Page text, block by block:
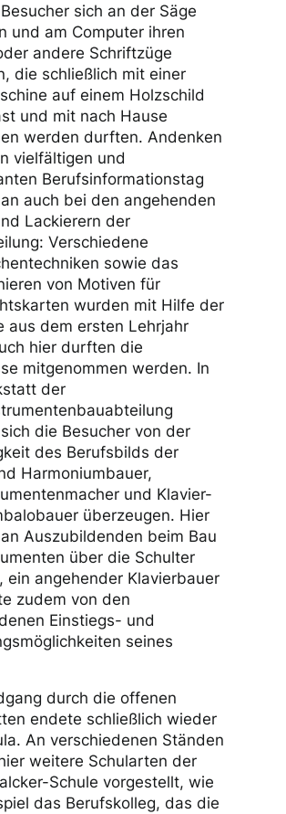
mit anpacken, darüber
erklärt wie die Schalung
errichtet wird. In
der Abteilung Holz
sich an der Säge
und am Computer ihren
andere Schriftzüge
die schließlich mit einer
auf einem Holzschild
und mit nach Hause
werden durften. Andenken
vielfältigen und
Berufsinformationstag
auch bei den angehenden
Lackierern der
Verschiedene
sowie das
von Motiven für
wurden mit Hilfe der
aus dem ersten Lehrjahr
hier durften die
mitgenommen werden. In
der
die Besucher von der
des Berufsbilds der
Harmoniumbauer,
und Klavier-
überzeugen. Hier
Auszubildenden beim Bau
über die Schulter
ein angehender Klavierbauer
Einstiegs- und
seines
durch die offenen
endete schließlich wieder